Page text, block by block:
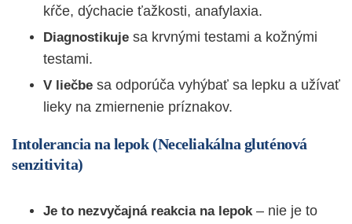
kŕče, dýchacie ťažkosti, anafylaxia.
Diagnostikuje sa krvnými testami a kožnými
testami.
V liečbe sa odporúča vyhýbať sa lepku a užívať
lieky na zmiernenie príznakov.
Intolerancia na lepok (Neceliakálna gluténová
senzitivita)
Je to nezvyčajná reakcia na lepok – nie je to